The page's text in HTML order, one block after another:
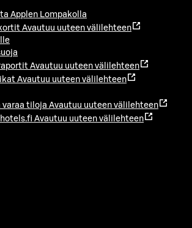
Applen Lompakolla
Avautuu uuteen välilehteen
Avautuu uuteen välilehteen
Avautuu uuteen välilehteen
varaa tiloja Avautuu uuteen välilehteen
Avautuu uuteen välilehteen